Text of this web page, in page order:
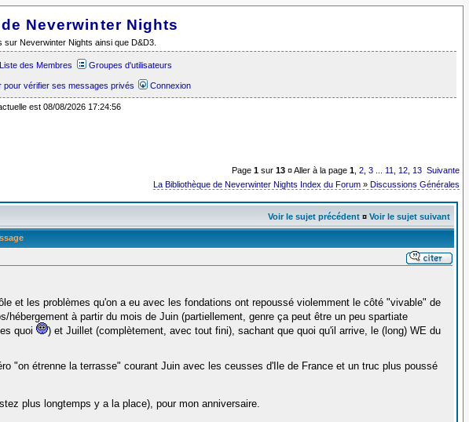
Neverwinter Nights
sur Neverwinter Nights ainsi que D&D3.
Liste des Membres Groupes d'utilisateurs
pour vérifier ses messages privés Connexion
est 08/08/2026 17:24:56
Page1 sur13 ¤ Aller à la page1 ,2 ,3 11 12 13 Suivante
La Bibliothèque de Neverwinter Nights Index du Forum »Discussions Générales
Voir le sujet précédent¤ Voir le sujet suivant
et les problèmes qu'on a eu avec les fondations ont repoussé violemment le côté "vivable" de
à partir du mois de Juin (partiellement, genre ça peut être un peu spartiate
quoi
) et Juillet (complètement, avec tout fini), sachant que quoi qu'il arrive, le (long) WE du
"on étrenne la terrasse" courant Juin avec les ceusses d'Ile de France et un truc plus poussé
plus longtemps y a la place), pour mon anniversaire.